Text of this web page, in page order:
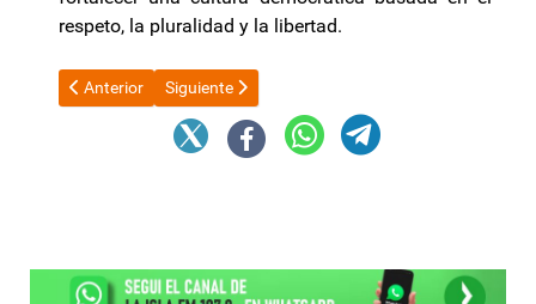
respeto, la pluralidad y la libertad.
Artículo anterior: “Catamarca hace un esfuerzo muy grande
Anterior Artículo siguiente: El 70% de los argentinos
Siguiente